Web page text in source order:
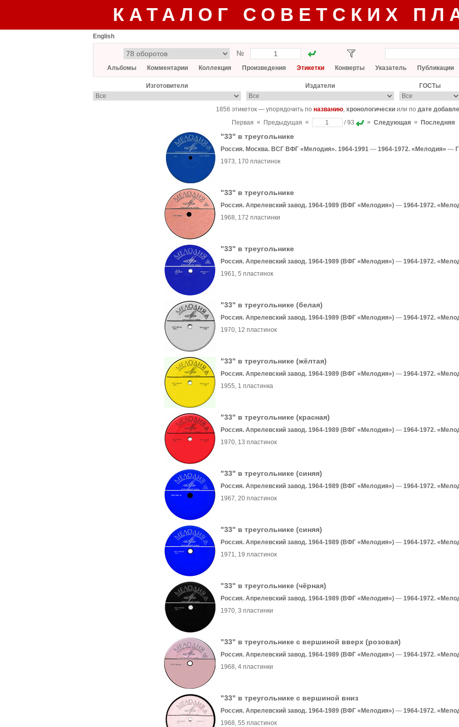
КАТАЛОГ СОВЕТСКИХ
English
№
Альбомы Комментарии Коллекция Произведения Этикетки Конверты Указатель Публикации
Изготовители Издатели ГОСТы
1856 этикеток — упорядочить по названию, хронологически или по дате
Первая « Предыдущая « / 93 » Следующая» Последняя
"33" в треугольнике
Россия. Москва. ВСГ ВФГ «Мелодия». 1964-1991 — 1964-1972. «Мелодия» —
1973, 170 пластинок
"33" в треугольнике
Россия. Апрелевский завод. 1964-1989 (ВФГ «Мелодия») — 1964-1972.
1968, 172 пластинки
"33" в треугольнике
Россия. Апрелевский завод. 1964-1989 (ВФГ «Мелодия») — 1964-1972.
1961, 5 пластинок
"33" в треугольнике (белая)
Россия. Апрелевский завод. 1964-1989 (ВФГ «Мелодия») — 1964-1972.
1970, 12 пластинок
"33" в треугольнике (жёлтая)
Россия. Апрелевский завод. 1964-1989 (ВФГ «Мелодия») — 1964-1972.
1955, 1 пластинка
"33" в треугольнике (красная)
Россия. Апрелевский завод. 1964-1989 (ВФГ «Мелодия») — 1964-1972.
1970, 13 пластинок
"33" в треугольнике (синяя)
Россия. Апрелевский завод. 1964-1989 (ВФГ «Мелодия») — 1964-1972.
1967, 20 пластинок
"33" в треугольнике (синяя)
Россия. Апрелевский завод. 1964-1989 (ВФГ «Мелодия») — 1964-1972.
1971, 19 пластинок
"33" в треугольнике (чёрная)
Россия. Апрелевский завод. 1964-1989 (ВФГ «Мелодия») — 1964-1972.
1970, 3 пластинки
"33" в треугольнике с вершиной вверх (розовая)
Россия. Апрелевский завод. 1964-1989 (ВФГ «Мелодия») — 1964-1972.
1968, 4 пластинки
"33" в треугольнике с вершиной вниз
Россия. Апрелевский завод. 1964-1989 (ВФГ «Мелодия») — 1964-1972.
1968, 55 пластинок